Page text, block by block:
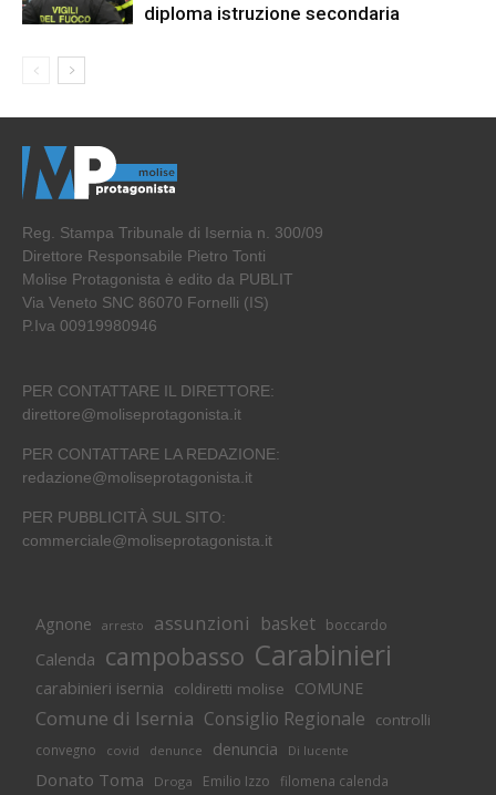
diploma istruzione secondaria
Reg. Stampa Tribunale di Isernia n. 300/09
Direttore Responsabile Pietro Tonti
Molise Protagonista è edito da PUBLIT
Via Veneto SNC 86070 Fornelli (IS)
P.Iva 00919980946
PER CONTATTARE IL DIRETTORE:
direttore@moliseprotagonista.it
PER CONTATTARE LA REDAZIONE:
redazione@moliseprotagonista.it
PER PUBBLICITÀ SUL SITO:
commerciale@moliseprotagonista.it
Agnone arresto assunzioni basket boccardo
Calenda campobasso Carabinieri
carabinieri isernia coldiretti molise COMUNE
Comune di Isernia Consiglio Regionale controlli
convegno covid denunce denuncia Di lucente
Donato Toma Droga Emilio Izzo filomena calenda